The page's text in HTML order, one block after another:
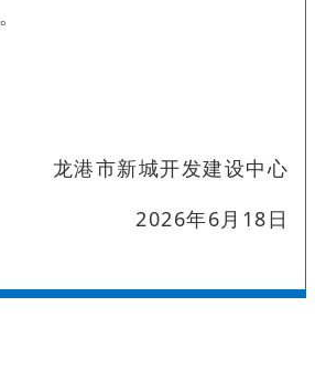
龙港市新城开发建设中心
2026年6月18日